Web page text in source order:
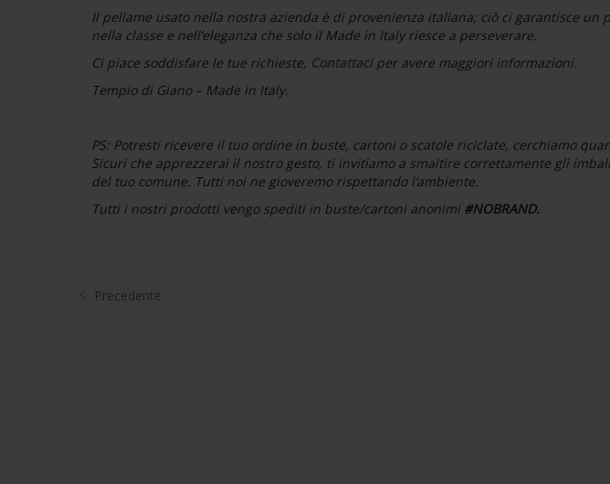
Il pellame usato nella nostra azienda è di provenienza italiana; ciò ci garantisce un
nella classe e nell’eleganza che solo il Made in Italy riesce a perseverare.
Ci piace soddisfare le tue richieste, Contattaci per avere maggiori informazioni.
Tempio di Giano – Made in Italy.
PS: Potresti ricevere il tuo ordine in buste, cartoni o scatole riciclate, cerchiamo
Sicuri che apprezzerai il nostro gesto, ti invitiamo a smaltire correttamente gli
del tuo comune. Tutti noi ne gioveremo rispettando l’ambiente.
Tutti i nostri prodotti vengo spediti in buste/cartoni anonimi #NOBRAND.
Precedente